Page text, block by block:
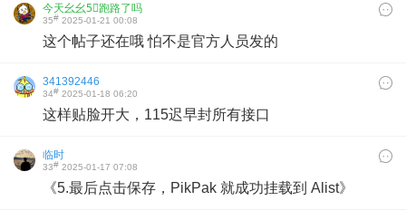
今天幺幺5⃣️跑路了吗
35# 2025-01-21 00:08
这个帖子还在哦 怕不是官方人员发的
341392446
34# 2025-01-18 06:20
这样贴脸开大，115迟早封所有接口
临时
33# 2025-01-17 07:08
《5.最后点击保存，PikPak 就成功挂载到 Alist》